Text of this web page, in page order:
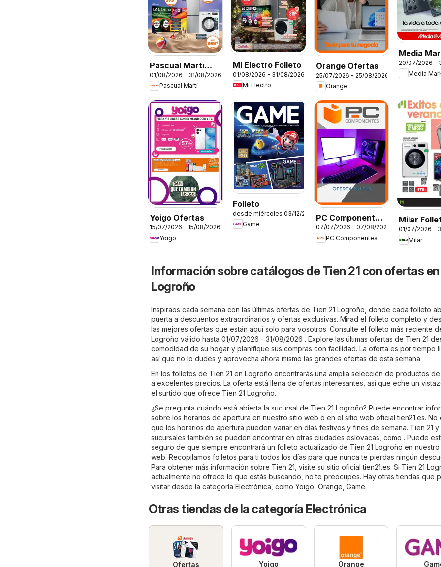
Pascual Martí
Folleto
01/08/2026 - 31/08/2026
Pascual Martí
Mi Electro Folleto
01/08/2026 - 31/08/2026
Mi Electro
Orange Ofertas
25/07/2026 - 25/08/2026
Orange
Media
Folleto
20/07/2026 -
Media
Yoigo Ofertas
15/07/2026 - 15/08/2026
Yoigo
Folleto
desde miércoles 03/12/2025
Game
PC Componentes
Folleto
07/07/2026 - 07/08/2026
PC Componentes
Milar
01/07/2026 -
Milar
Información sobre catálogos de Tien 21 con ofertas en
Logroño
Inspiraos cada semana con las últimas ofertas de Tien 21 Logroño, donde cada folleto
puerta a descuentos extraordinarios y ofertas exclusivas. Mirad el folleto completo y
las mejores ofertas que están aquí solo para vosotros. Consulte el folleto más reciente
Logroño válido hasta 01/07/2026 - 31/08/2026 . Explore las últimas ofertas de Tien 21
comodidad de su hogar y planifique sus compras con facilidad. La oferta es por tiempo
así que no lo dudes y aprovecha ahora mismo las grandes ofertas de esta semana.
En los folletos de Tien 21 en Logroño encontrarás una amplia selección de productos
a excelentes precios. La oferta está llena de ofertas interesantes, así que eche un
el surtido que ofrece Tien 21 Logroño.
¿Se pregunta cuándo está abierta la sucursal de Tien 21 Logroño? Puede encontrar
sobre los horarios de apertura en nuestro sitio web o en el sitio web oficialtien21.es. No
que los horarios de apertura pueden variar en días festivos y fines de semana. Tien 21 y
sucursales también se pueden encontrar en otras ciudades eslovacas, como . Puede
seguro de que siempre encontrará un folleto actualizado de Tien 21 Logroño en nuestro
web. Recopilamos folletos para ti todos los días para que nunca te pierdas ningún
Para obtener más información sobre Tien 21, visite su sitio oficialtien21.es. Si Tien 21
actualmente no ofrece lo que estás buscando, no te preocupes. Hay otras tiendas que
visitar desde la categoría Electrónica , como Yoigo Orange Game.
Otras tiendas de la categoría Electrónica
Ofertas Yoigo Orange